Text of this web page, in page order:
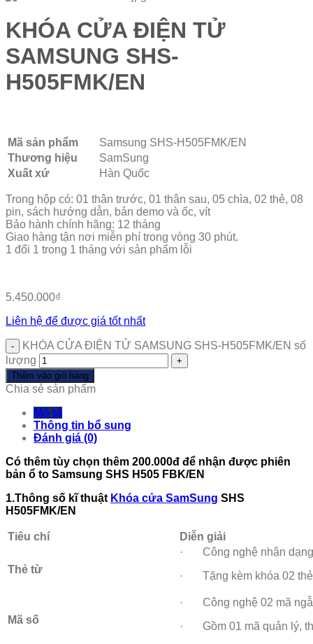
KHÓA CỬA ĐIỆN TỬ
SAMSUNG SHS-
H505FMK/EN
Mã sản phẩm
Samsung SHS-H505FMK/EN
Thương hiệu
SamSung
Xuất xứ
Hàn Quốc
Trong hộp có: 01 thân trước, 01 thân sau, 05 chìa, 02 thẻ, 08
pin, sách hướng dẫn, bản demo và ốc, vít
Bảo hành chính hãng: 12 tháng
Giao hàng tận nơi miễn phí trong vòng 30 phút.
1 đổi 1 trong 1 tháng với sản phẩm lỗi
5.450.000₫
Liên hệ để được giá tốt nhất
KHÓA CỬA ĐIỆN TỬ SAMSUNG SHS-H505FMK/EN số
lượng
Thêm vào giỏ hàng
Chia sẻ sản phẩm
Mô tả
Thông tin bổ sung
Đánh giá (0)
Có thêm tùy chọn thêm 200.000đ để nhận được phiên
bản ổ to Samsung SHS H505 FBK/EN
1.Thông số kĩ thuật Khóa cửa SamSung SHS
H505FMK/EN
Tiêu chí Diễn giải
Thẻ từ
· Công nghệ nhận dạng
· Tặng kèm khóa 02 thẻ
Mã số
· Công nghệ 02 mã
· Gồm 01 mã quản lý,